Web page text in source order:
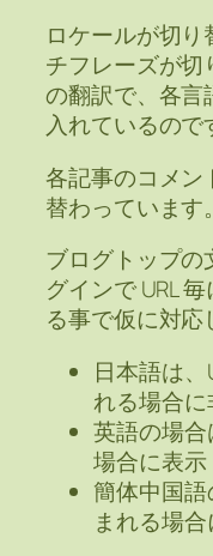
ロケールが切
チフレーズが切
の翻訳で、各言
入れているので
各記事のコメン
替わっています。
ブログトップの
グインで URL
る事で仮に対応
日本語は
れる場合に
英語の場合
場合に表示
簡体中国語
まれる場